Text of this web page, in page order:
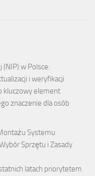
w Polsce:
i weryfikacji
kluczowy element
znaczenie dla osób
Systemu
Sprzętu i Zasady
latach priorytetem